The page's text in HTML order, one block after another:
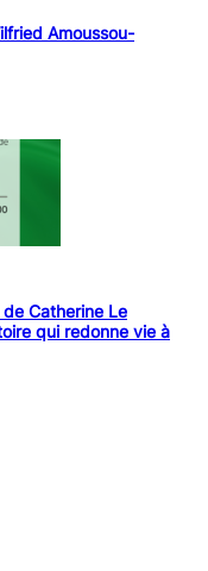
Amoussou-
Catherine Le
qui redonne vie à